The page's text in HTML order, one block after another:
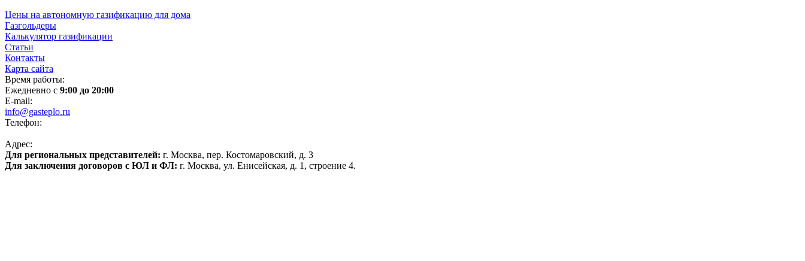
Цены на автономную газификацию для дома
Газгольдеры
Калькулятор газификации
Статьи
Контакты
Карта сайта
Время работы:
Ежедневно с 9:00 до 20:00
E-mail:
info@gasteplo.ru
Телефон:
Адрес:
Для региональных представителей: г. Москва, пер. Костомаровский, д. 3
Для заключения договоров с ЮЛ и ФЛ: г. Москва, ул. Енисейская, д. 1, строение 4.